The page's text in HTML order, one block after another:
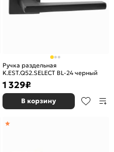
Ручка раздельная
K.EST.Q52.SELECT BL-24 черный
1 329₽
В корзину